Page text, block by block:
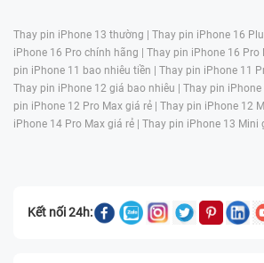
Thay pin iPhone 13 thường | Thay pin iPhone 16
iPhone 16 Pro chính hãng | Thay pin iPhone 16 Pro
pin iPhone 11 bao nhiêu tiền | Thay pin iPhone 11
Thay pin iPhone 12 giá bao nhiêu | Thay pin
pin iPhone 12 Pro Max giá rẻ | Thay pin iPhone 12
iPhone 14 Pro Max giá rẻ | Thay pin iPhone 13 Mini
Kết nối 24h: